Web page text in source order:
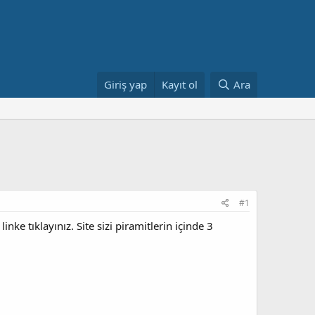
Giriş yap Kayıt ol Ara
#1
tıklayınız. Site sizi piramitlerin içinde 3